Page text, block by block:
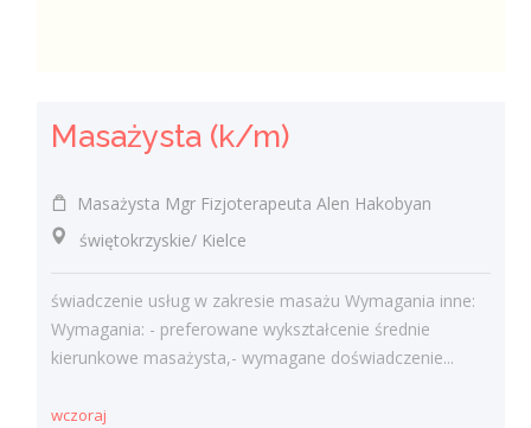
Masażysta (k/m)
Masażysta Mgr Fizjoterapeuta Alen Hakobyan
świętokrzyskie/ Kielce
świadczenie usług w zakresie masażu Wymagania inne:
Wymagania: - preferowane wykształcenie średnie
kierunkowe masażysta,- wymagane doświadczenie...
wczoraj